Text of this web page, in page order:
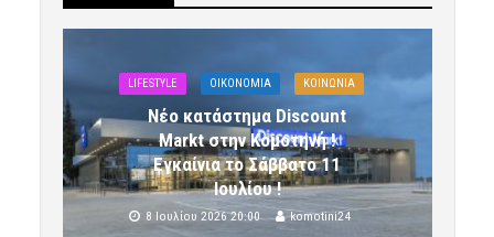
LIFESTYLE OIKONOMIA ΚΟΙΝΩΝΙΑ
Νέο κατάστημα Discount
Markt στην Κομοτηνή !
Εγκαίνια το Σάββατο 11
Ιουλίου !
8 Ιουλίου 2026 20:00 komotini24